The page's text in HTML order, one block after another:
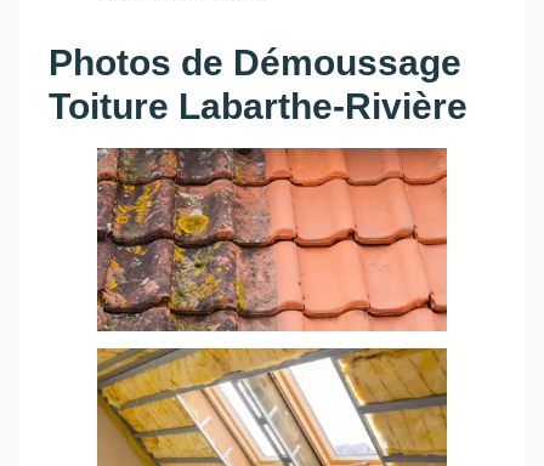
Photos de Démoussage
Toiture Labarthe-Rivière